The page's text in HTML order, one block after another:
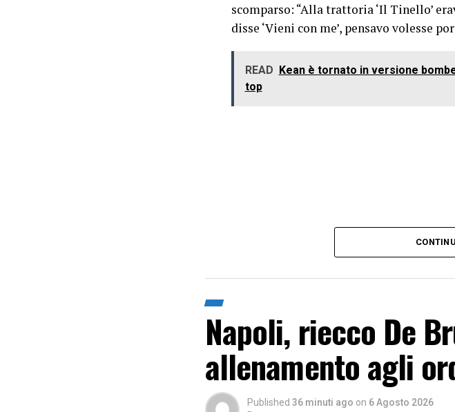
scomparso: “Alla trattoria ‘Il Tinello’
disse ‘Vieni con me’, pensavo volesse
READ Kean è tornato in versione
top
Napoli, riecco De
allenamento agli
Published 36 minuti ago on 6 Agosto 2026